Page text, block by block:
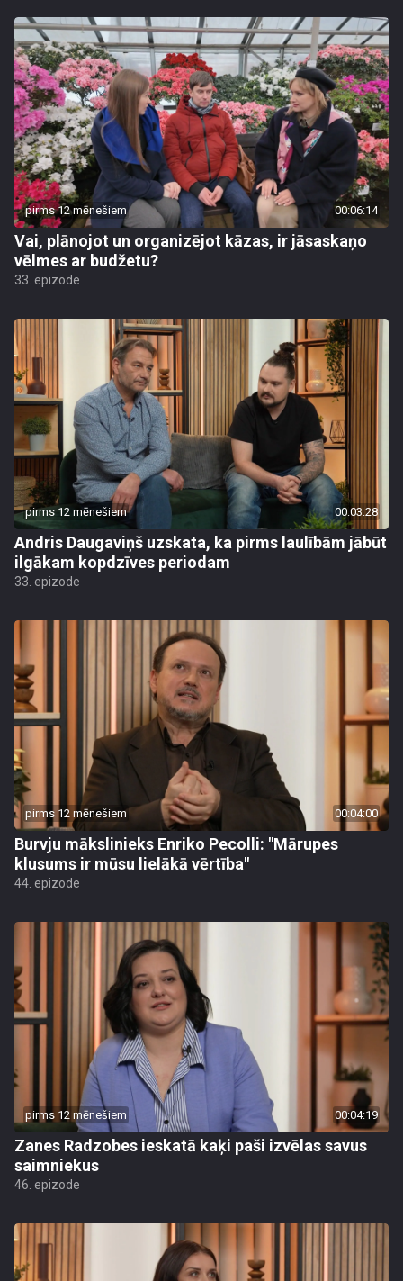
pirms 12 mēnešiem 00:06:14
Vai, plānojot un organizējot kāzas, ir jāsaskaņo
vēlmes ar budžetu?
33. epizode
pirms 12 mēnešiem 00:03:28
Andris Daugaviņš uzskata, ka pirms laulībām jābūt
ilgākam kopdzīves periodam
33. epizode
pirms 12 mēnešiem 00:04:00
Burvju mākslinieks Enriko Pecolli: "Mārupes
klusums ir mūsu lielākā vērtība"
44. epizode
pirms 12 mēnešiem 00:04:19
Zanes Radzobes ieskatā kaķi paši izvēlas savus
saimniekus
46. epizode